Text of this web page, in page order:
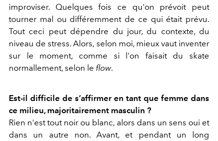
improviser. Quelques fois ce qu'on prévoit peut
tourner mal ou différemment de ce qui était prévu.
Tout ceci peut dépendre du jour, du contexte, du
niveau de stress. Alors, selon moi, mieux vaut inventer
sur le moment, comme si l'on faisait du skate
normallement, selon le flow.
Est-il difficile de s’affirmer en tant que femme dans
ce milieu, majoritairement masculin ?
Rien n'est tout noir ou blanc, alors dans un sens oui et
dans un autre non. Avant, et pendant un long